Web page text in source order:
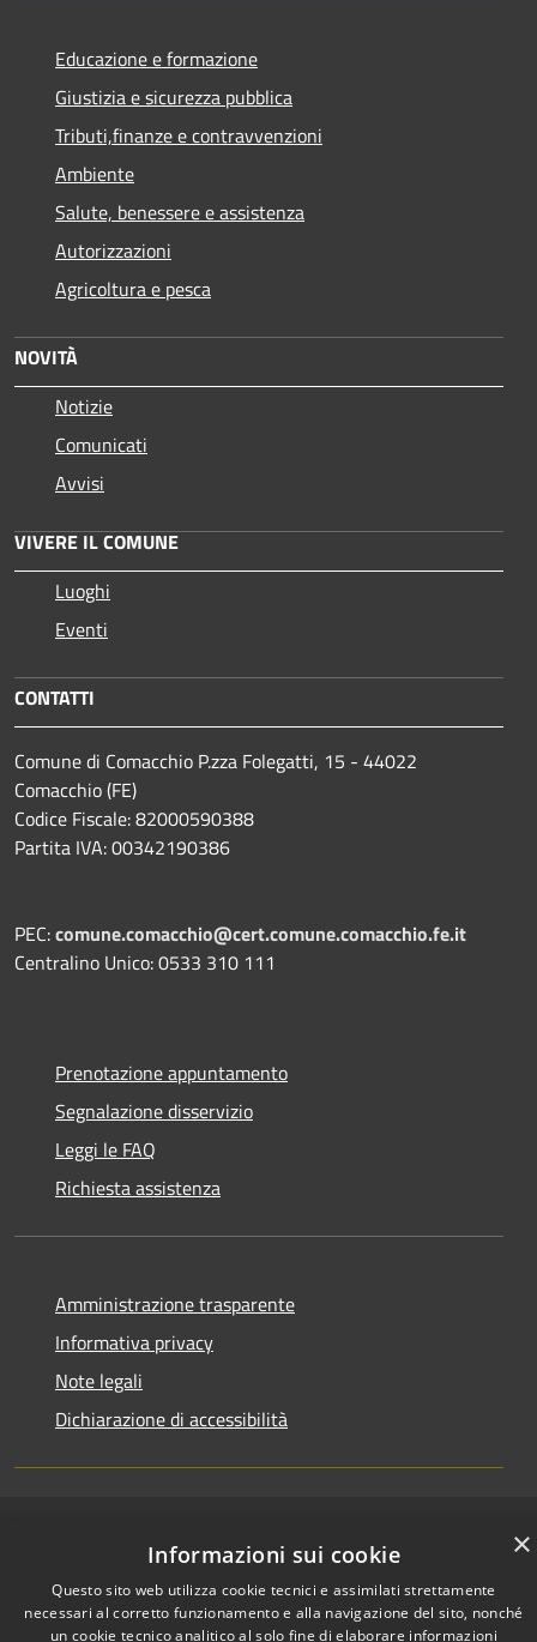
Educazione e formazione
Giustizia e sicurezza pubblica
Tributi,finanze e contravvenzioni
Ambiente
Salute, benessere e assistenza
Autorizzazioni
Agricoltura e pesca
NOVITÀ
Notizie
Comunicati
Avvisi
VIVERE IL COMUNE
Luoghi
Eventi
CONTATTI
Comune di Comacchio P.zza Folegatti, 15 - 44022
Comacchio (FE)
Codice Fiscale: 82000590388
Partita IVA: 00342190386
PEC:comune.comacchio@cert.comune.comacchio.fe.it
Centralino Unico: 0533 310 111
Prenotazione appuntamento
Segnalazione disservizio
Leggi le FAQ
Richiesta assistenza
Amministrazione trasparente
Informativa privacy
Note legali
Dichiarazione di accessibilità
Privacy
Cookie
Comacchio • Powered by
Municipium•Accesso
redazione
×
Informazioni sui cookie
Questo sito web utilizza cookie tecnici e assimilati strettamente
necessari al corretto funzionamento e alla navigazione del sito, nonché
un cookie tecnico analitico al solo fine di elaborare informazioni